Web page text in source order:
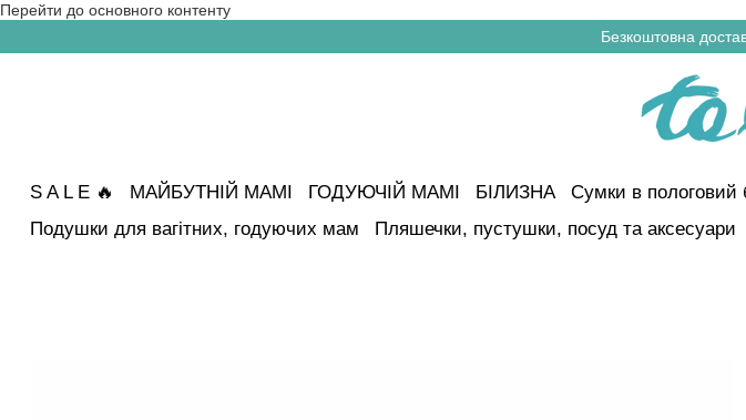
Перейти до основного контенту
Безкоштовна
S A L E 🔥 МАЙБУТНІЙ МАМІ ГОДУЮЧІЙ МАМІ БІЛИЗНА Сумки в пологовий
Подушки для вагітних, годуючих мам
Пляшечки, пустушки, посуд та аксесуари